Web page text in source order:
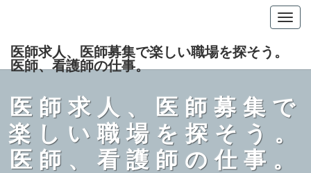
医師求人、医師募集で楽しい職場を探そう。
医師、看護師の仕事。
医師求人、医師募集で
楽しい職場を探そう。
医師、看護師の仕事。